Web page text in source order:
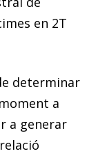
en 2T
determinar
a
a generar